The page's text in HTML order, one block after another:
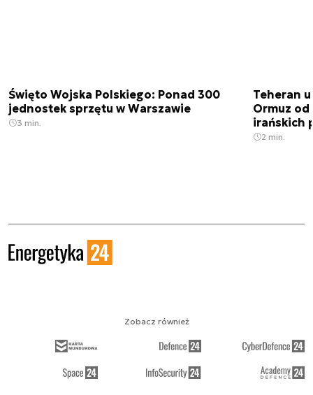
Święto Wojska Polskiego: Ponad 300
jednostek sprzętu w Warszawie
3 min.
Teheran
Ormuz
irańskich
2 min.
Zobacz również